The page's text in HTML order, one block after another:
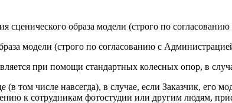
сценического образа модели (строго по
модели (строго по согласованию с
при помощи стандартных колесных опор, в
(в том числе навсегда), в случае, если Заказчик, его
к сотрудникам фотостудии или другим людям,